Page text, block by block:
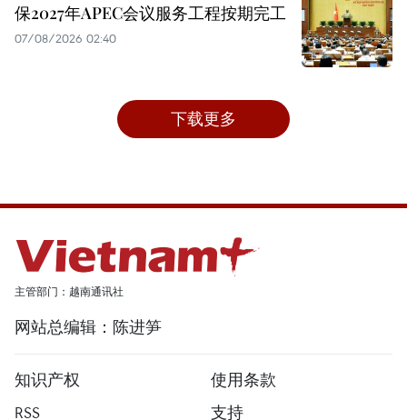
保2027年APEC会议服务工程按期完工
07/08/2026 02:40
下载更多
主管部门：越南通讯社
网站总编辑：陈进笋
知识产权
使用条款
RSS
支持